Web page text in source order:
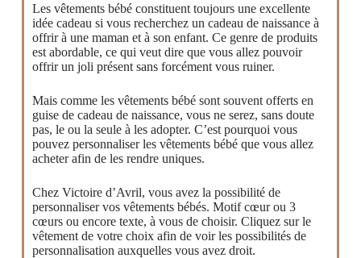
Les vêtements bébé constituent toujours une excellente
idée cadeau si vous recherchez un cadeau de naissance à
offrir à une maman et à son enfant. Ce genre de produits
est abordable, ce qui veut dire que vous allez pouvoir
offrir un joli présent sans forcément vous ruiner.
Mais comme les vêtements bébé sont souvent offerts en
guise de cadeau de naissance, vous ne serez, sans doute
pas, le ou la seule à les adopter. C’est pourquoi vous
pouvez personnaliser les vêtements bébé que vous allez
acheter afin de les rendre uniques.
Chez Victoire d’Avril, vous avez la possibilité de
personnaliser vos vêtements bébés. Motif cœur ou 3
cœurs ou encore texte, à vous de choisir. Cliquez sur le
vêtement de votre choix afin de voir les possibilités de
personnalisation auxquelles vous avez droit.